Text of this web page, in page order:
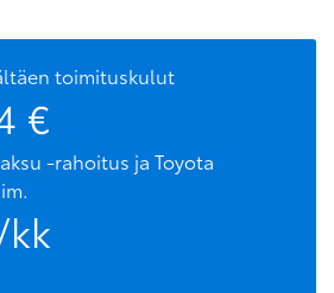
toimituskulut
€
-rahoitus ja Toyota